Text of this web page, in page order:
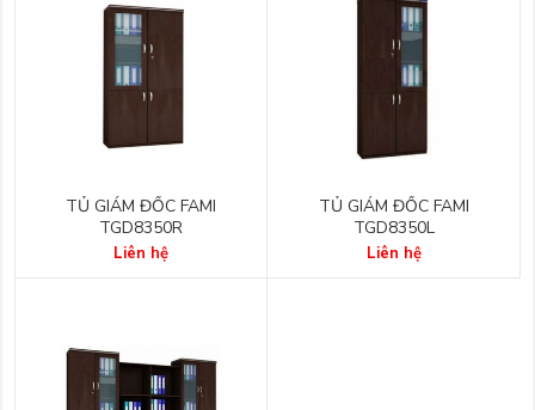
TỦ GIÁM ĐỐC FAMI
TGD8350R
Liên hệ
TỦ GIÁM ĐỐC FAMI
TGD8350L
Liên hệ